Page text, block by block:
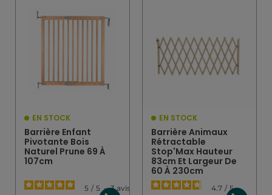
EN STOCK
Barrière Enfant
Pivotante Bois
Naturel Prune 69 À
107cm
5 / 5 - 3avis
EN STOCK
Barrière Animaux
Rétractable
Stop'Max Hauteur
83cm Et Largeur De
60 À 230cm
4.7 / 5-